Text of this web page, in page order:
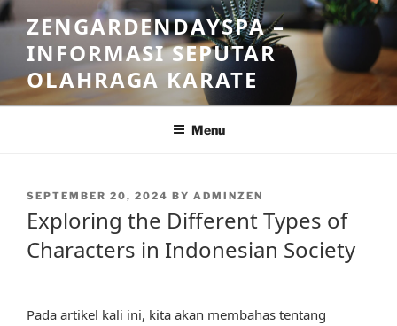
Skip
to
content
ZENGARDENDAYSPA –
INFORMASI SEPUTAR
OLAHRAGA KARATE
Menu
POSTED
SEPTEMBER 20, 2024 BY ADMINZEN
Exploring the Different Types of
Characters in Indonesian Society
Pada artikel kali ini, kita akan membahas tentang